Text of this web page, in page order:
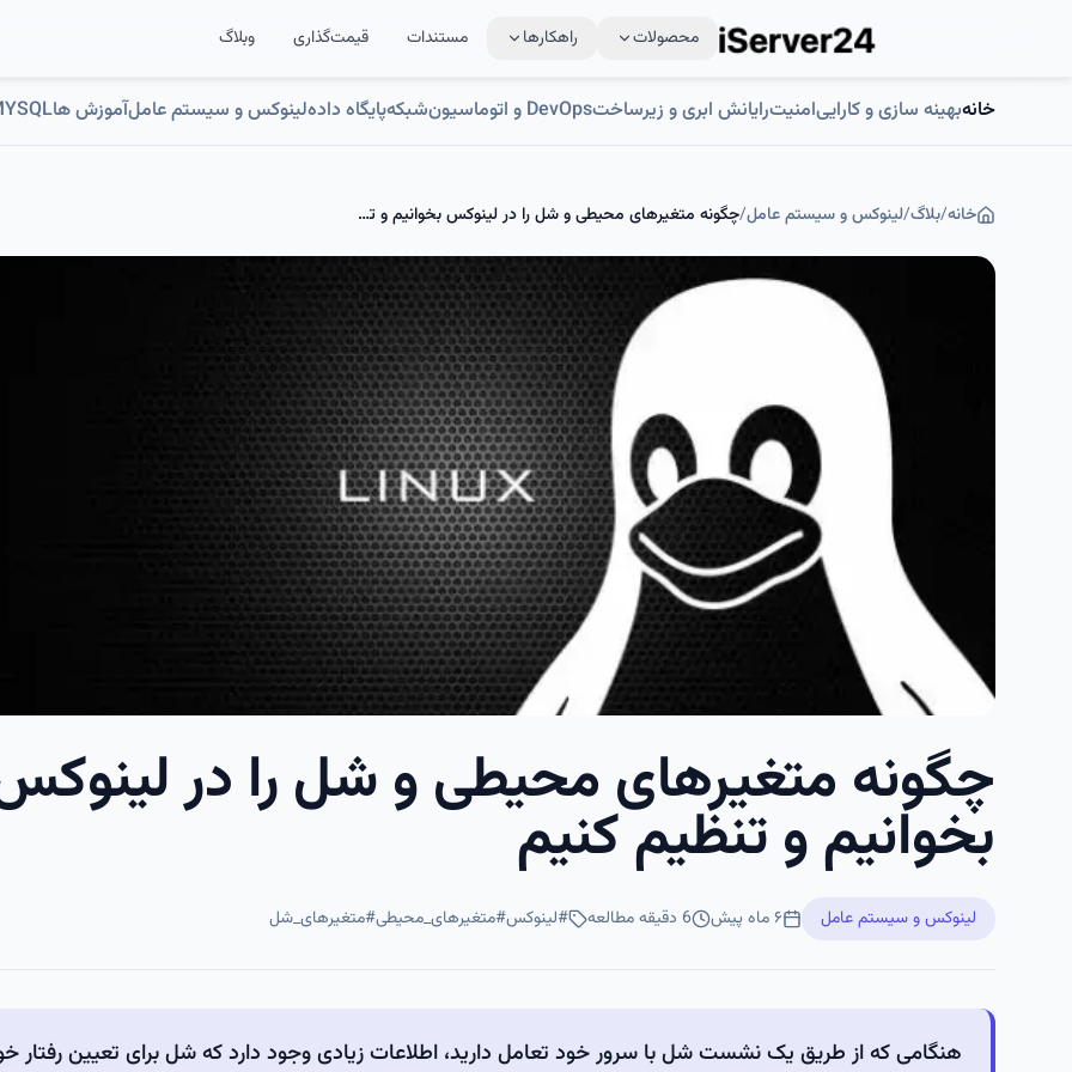
محصولات راهکارها مستندات قیمت‌گذاری وبلاگ
خانهبهینه سازی و کاراییامنیترایانش ابری و زیرساختDevOps و اتوماسیون شبکهپایگاه دادهلینوکس و سیستم عاملآموزش ها
خانه/بلاگ/لینوکس و سیستم عامل/ چگونه متغیرهای محیطی و شل را در لینوکس بخوانیم و تنظیم کنیم
چگونه متغیرهای محیطی و شل را در
بخوانیم و تنظیم کنیم
لینوکس و سیستم عامل ۶ ماه پیش 6 دقیقه مطالعه #لینوکس#متغیرهای_محیطی#متغیرهای_شل
هنگامی که از طریق یک نشست شل با سرور خود تعامل دارید، اطلاعات زیادی وجود دارد که شل برای تعیین رفتار